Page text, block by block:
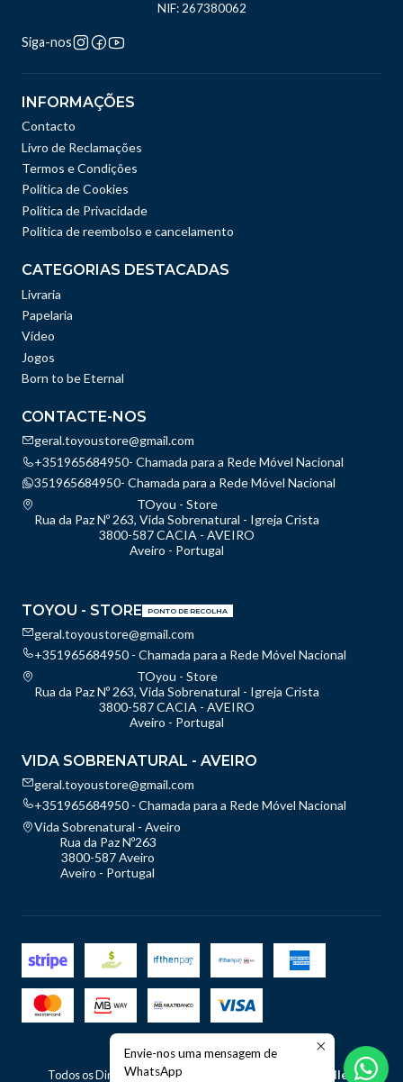
NIF: 267380062
Siga-nos
INFORMAÇÕES
Contacto
Livro de Reclamações
Termos e Condições
Política de Cookies
Política de Privacidade
Politica de reembolso e cancelamento
CATEGORIAS DESTACADAS
Livraria
Papelaria
Vídeo
Jogos
Born to be Eternal
CONTACTE-NOS
geral.toyoustore@gmail.com
+351965684950- Chamada para a Rede Móvel Nacional
351965684950- Chamada para a Rede Móvel Nacional
TOyou - Store
Rua da Paz Nº 263, Vida Sobrenatural - Igreja Crista
3800-587 CACIA - AVEIRO
Aveiro - Portugal
TOYOU - STORE PONTO DE RECOLHA
geral.toyoustore@gmail.com
+351965684950 - Chamada para a Rede Móvel Nacional
TOyou - Store
Rua da Paz Nº 263, Vida Sobrenatural - Igreja Crista
3800-587 CACIA - AVEIRO
Aveiro - Portugal
VIDA SOBRENATURAL - AVEIRO
geral.toyoustore@gmail.com
+351965684950 - Chamada para a Rede Móvel Nacional
Vida Sobrenatural - Aveiro
Rua da Paz Nº263
3800-587 Aveiro
Aveiro - Portugal
2026 TOyou - Store.
Todos os Direitos Reservados.
Com tecnologia Jumpseller .
Envie-nos uma mensagem de
WhatsApp